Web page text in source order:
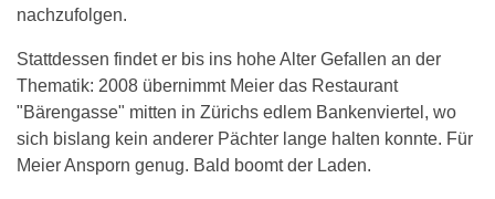
nachzufolgen.
Stattdessen findet er bis ins hohe Alter Gefallen an der
Thematik: 2008 übernimmt Meier das Restaurant
"Bärengasse" mitten in Zürichs edlem Bankenviertel, wo
sich bislang kein anderer Pächter lange halten konnte. Für
Meier Ansporn genug. Bald boomt der Laden.